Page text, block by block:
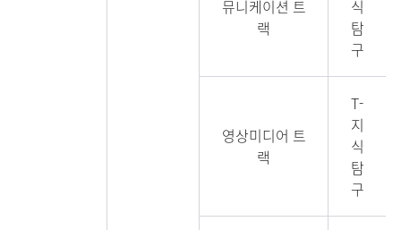
뮤니케이션 트
랙
식
탐
구
영상미디어 트
랙
T-
지
식
탐
구